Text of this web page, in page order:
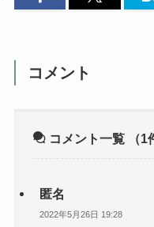
コメント
コメント一覧 （1
匿名
2022年5月26日 19:28